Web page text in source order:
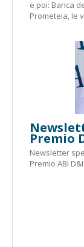
e poi: Banca
Prometeia, le
Premio
Newsletter
Premio ABI